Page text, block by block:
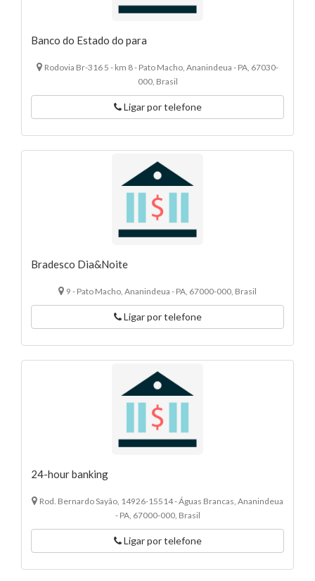
Banco do Estado do para
Rodovia Br-316 5 - km 8 - Pato Macho, Ananindeua - PA, 67030-
000, Brasil
Ligar por telefone
Bradesco Dia&Noite
9 - Pato Macho, Ananindeua - PA, 67000-000, Brasil
Ligar por telefone
24-hour banking
Rod. Bernardo Sayão, 14926-15514 - Águas Brancas, Ananindeua
- PA, 67000-000, Brasil
Ligar por telefone